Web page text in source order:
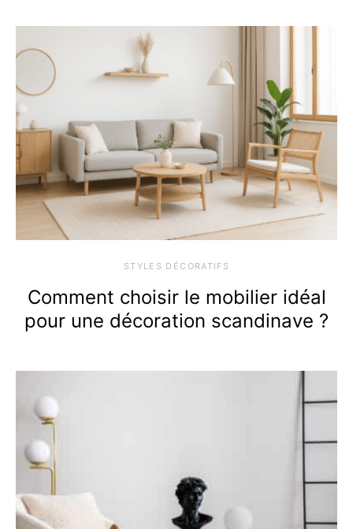
STYLES DÉCORATIFS
Comment choisir le mobilier idéal
pour une décoration scandinave ?